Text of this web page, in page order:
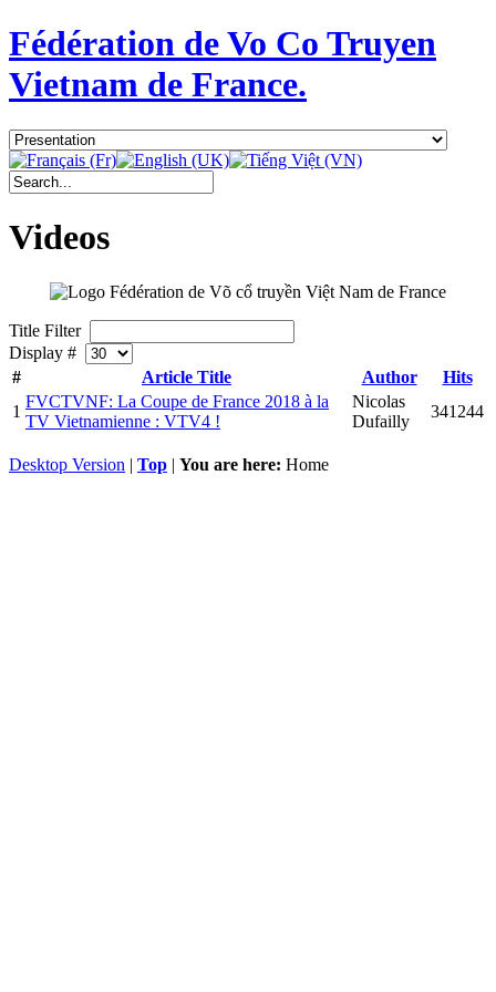
Fédération de Vo Co Truyen
Vietnam de France.
Videos
Title Filter
Display #
#
Article Title Author
Hits
1
FVCTVNF: La Coupe de France 2018 à la
TV Vietnamienne : VTV4 !
Nicolas
Dufailly
341244
Desktop Version | Top | You are here: Home